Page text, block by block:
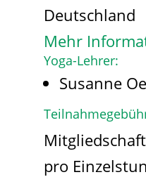
Deutschland
Mehr
Yoga-Lehrer:
Susanne
pro